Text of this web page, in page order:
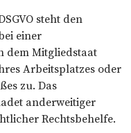
steht den
einer
dem Mitgliedstaat
Arbeitsplatzes oder
zu. Das
anderweitiger
Rechtsbehelfe.